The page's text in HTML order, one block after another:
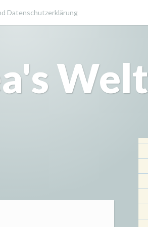
Datenschutzerklärung
Welt